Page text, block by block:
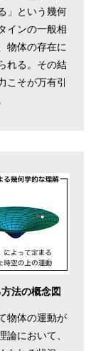
」という幾何
インの一般相
物体の存在に
れる。その結
こそが万有引
法の概念図
物体の運動が
において、